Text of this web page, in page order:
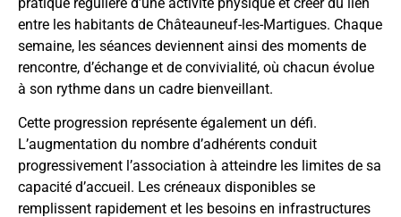
entre les habitants de Châteauneuf-les-Martigues. Chaque
semaine, les séances deviennent ainsi des moments de
rencontre, d’échange et de convivialité, où chacun évolue
à son rythme dans un cadre bienveillant.
Cette progression représente également un défi.
L’augmentation du nombre d’adhérents conduit
progressivement l’association à atteindre les limites de sa
capacité d’accueil. Les créneaux disponibles se
remplissent rapidement et les besoins en infrastructures